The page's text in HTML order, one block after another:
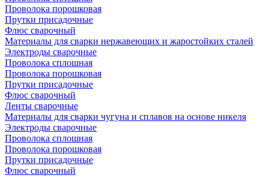
Проволока порошковая
Прутки присадочные
Флюс сварочный
Материалы для сварки нержавеющих и жаростойких сталей
Электроды сварочные
Проволока сплошная
Проволока порошковая
Прутки присадочные
Флюс сварочный
Ленты сварочные
Материалы для сварки чугуна и сплавов на основе никеля
Электроды сварочные
Проволока сплошная
Проволока порошковая
Прутки присадочные
Флюс сварочный